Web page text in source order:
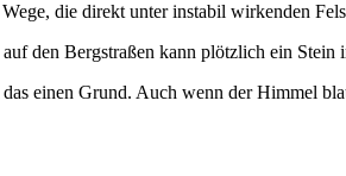
die direkt unter instabil wirkenden
den Bergstraßen kann plötzlich ein
einen Grund. Auch wenn der Himmel